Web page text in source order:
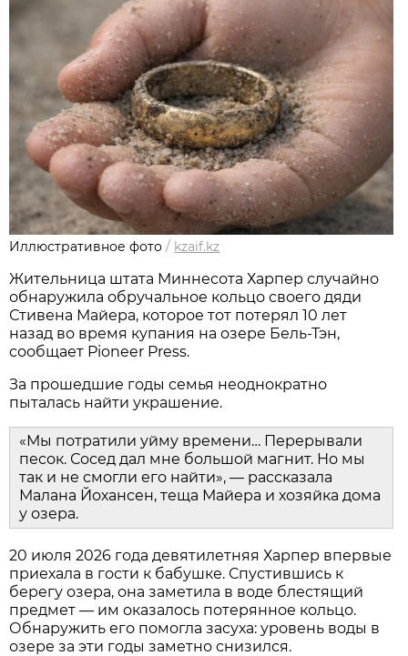
Иллюстративное фото / kzaif.kz
Жительница штата Миннесота Харпер случайно
обнаружила обручальное кольцо своего дяди
Стивена Майера, которое тот потерял 10 лет
назад во время купания на озере Бель-Тэн,
сообщает Pioneer Press.
За прошедшие годы семья неоднократно
пыталась найти украшение.
«Мы потратили уйму времени… Перерывали
песок. Сосед дал мне большой магнит. Но мы
так и не смогли его найти», — рассказала
Малана Йохансен, теща Майера и хозяйка дома
у озера.
20 июля 2026 года девятилетняя Харпер впервые
приехала в гости к бабушке. Спустившись к
берегу озера, она заметила в воде блестящий
предмет — им оказалось потерянное кольцо.
Обнаружить его помогла засуха: уровень воды в
озере за эти годы заметно снизился.